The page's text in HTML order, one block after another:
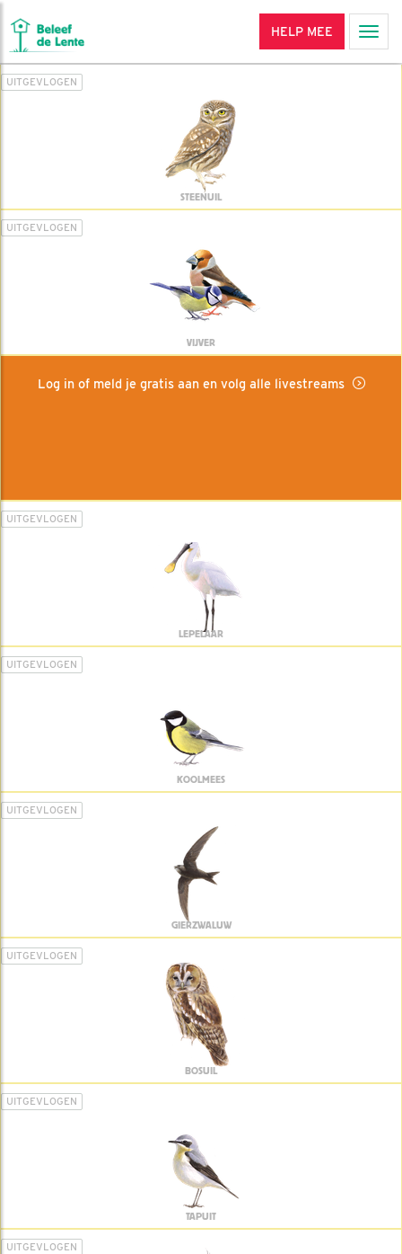
HELP MEE
UITGEVLOGEN
STEENUIL
UITGEVLOGEN
VIJVER
Log in of meld je gratis aan en volg alle livestreams
UITGEVLOGEN
LEPELAAR
UITGEVLOGEN
KOOLMEES
UITGEVLOGEN
GIERZWALUW
UITGEVLOGEN
BOSUIL
UITGEVLOGEN
TAPUIT
UITGEVLOGEN